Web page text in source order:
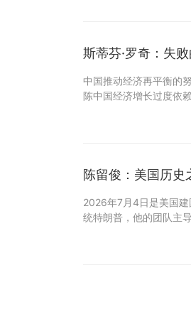
斯蒂芬·罗奇：失
中国推动经济再平衡的
陈中国经济增长过度依
陈留俊：美国历史
2026年7月4日是美国
统特朗普，他的团队主